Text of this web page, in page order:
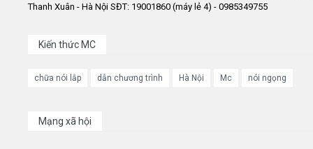
Thanh Xuân - Hà Nội SĐT: 19001860 (máy lẻ 4) - 0985349755
Kiến thức MC
chữa nói lắp dẫn chương trình Hà Nội Mc nói ngọng
Mạng xã hội